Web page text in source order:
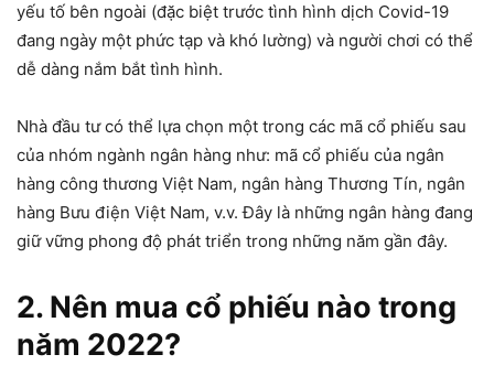
yếu tố bên ngoài (đặc biệt trước tình hình dịch Covid-19
đang ngày một phức tạp và khó lường) và người chơi có thể
dễ dàng nắm bắt tình hình.
Nhà đầu tư có thể lựa chọn một trong các mã cổ phiếu sau
của nhóm ngành ngân hàng như: mã cổ phiếu của ngân
hàng công thương Việt Nam, ngân hàng Thương Tín, ngân
hàng Bưu điện Việt Nam, v.v. Đây là những ngân hàng đang
giữ vững phong độ phát triển trong những năm gần đây.
2. Nên mua cổ phiếu nào trong
năm 2022?